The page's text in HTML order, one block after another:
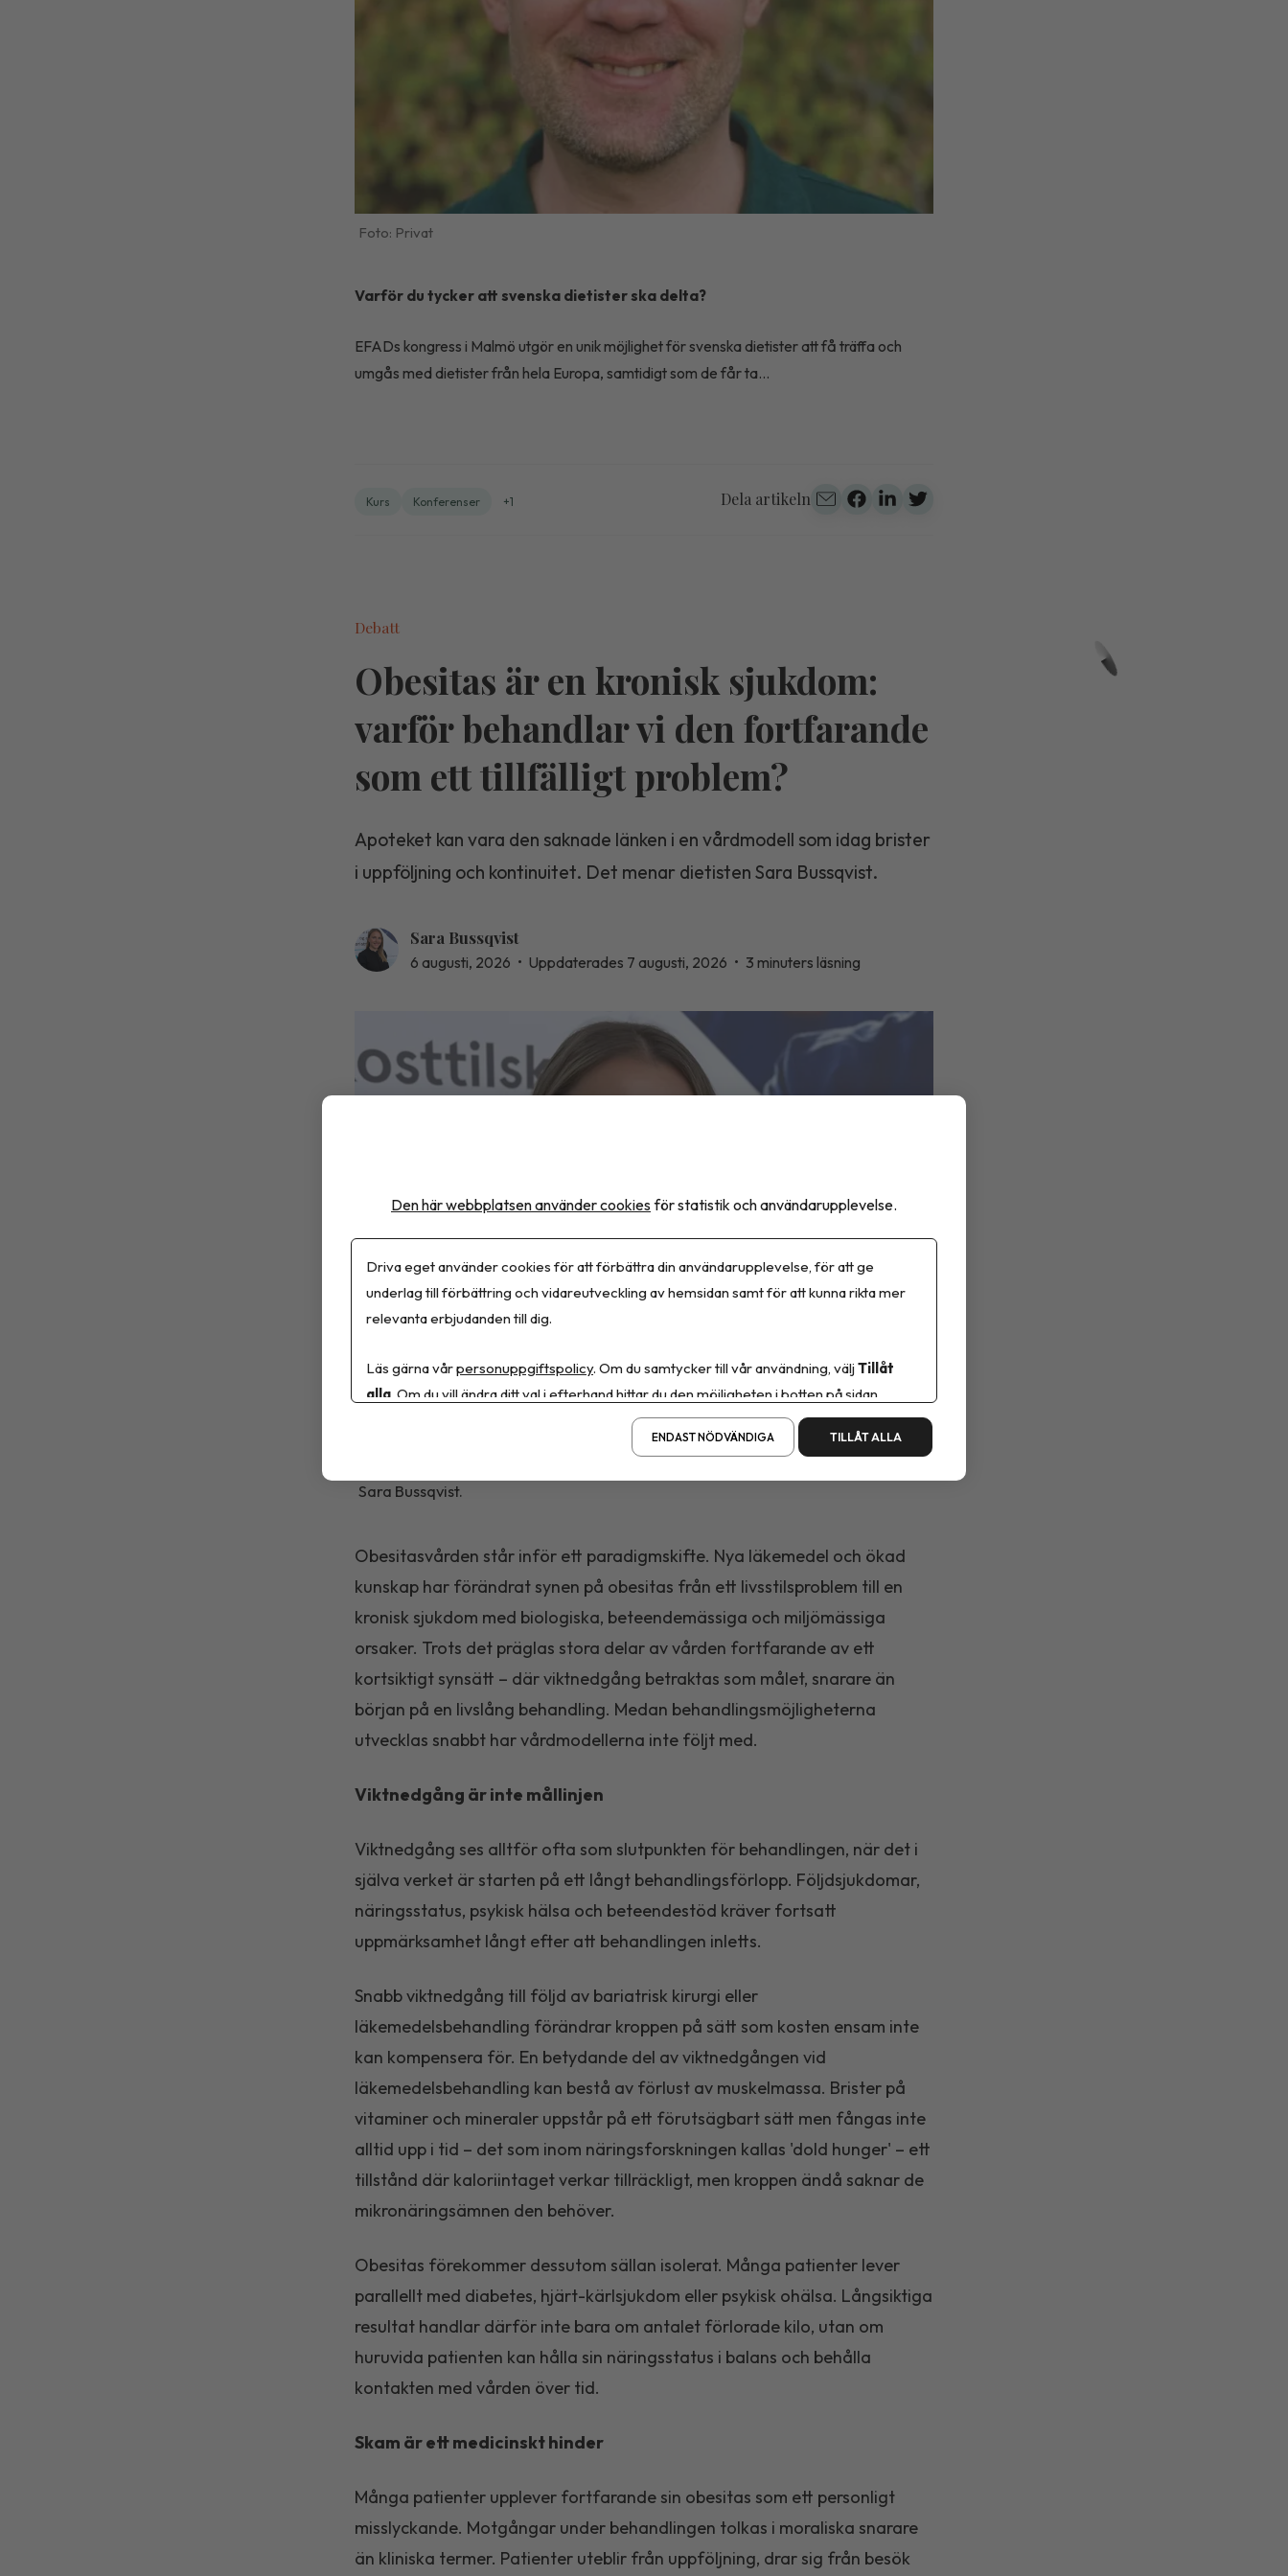
Privat
Varför du tycker att svenska dietister ska delta?
EFADs kongress i Malmö utgör en unik möjlighet för svenska dietister att få träffa och
umgås med dietister från hela Europa, samtidigt som de får ta...
Kurs Konferenser +1 Dela artikeln
Debatt
Obesitas är en kronisk sjukdom:
varför behandlar vi den fortfarande
som ett tillfälligt problem?
Apoteket kan vara den saknade länken i en vårdmodell som idag brister
i uppföljning och kontinuitet. Det menar dietisten Sara Bussqvist.
Sara Bussqvist
6 augusti, 2026 • Uppdaterades 7 augusti, 2026 • 3 minuters läsning
Sara Bussqvist.
Obesitasvården står inför ett paradigmskifte. Nya läkemedel och ökad
kunskap har förändrat synen på obesitas från ett livsstilsproblem till en
kronisk sjukdom med biologiska, beteendemässiga och miljömässiga
orsaker. Trots det präglas stora delar av vården fortfarande av ett
kortsiktigt synsätt – där viktnedgång betraktas som målet, snarare än
början på en livslång behandling. Medan behandlingsmöjligheterna
utvecklas snabbt har vårdmodellerna inte följt med.
Viktnedgång är inte mållinjen
Viktnedgång ses alltför ofta som slutpunkten för behandlingen, när det i
själva verket är starten på ett långt behandlingsförlopp. Följdsjukdomar,
näringsstatus, psykisk hälsa och beteendestöd kräver fortsatt
uppmärksamhet långt efter att behandlingen inletts.
Snabb viktnedgång till följd av bariatrisk kirurgi eller
läkemedelsbehandling förändrar kroppen på sätt som kosten ensam inte
kan kompensera för. En betydande del av viktnedgången vid
läkemedelsbehandling kan bestå av förlust av muskelmassa. Brister på
vitaminer och mineraler uppstår på ett förutsägbart sätt men fångas inte
alltid upp i tid – det som inom näringsforskningen kallas 'dold hunger' – ett
tillstånd där kaloriintaget verkar tillräckligt, men kroppen ändå saknar de
mikronäringsämnen den behöver.
Obesitas förekommer dessutom sällan isolerat. Många patienter lever
parallellt med diabetes, hjärt-kärlsjukdom eller psykisk ohälsa. Långsiktiga
resultat handlar därför inte bara om antalet förlorade kilo, utan om
huruvida patienten kan hålla sin näringsstatus i balans och behålla
kontakten med vården över tid.
Skam är ett medicinskt hinder
Många patienter upplever fortfarande sin obesitas som ett personligt
misslyckande. Motgångar under behandlingen tolkas i moraliska snarare
än kliniska termer. Patienter uteblir från uppföljning, drar sig från besök
Den här webbplatsen använder cookies för statistik och användarupplevelse.
Driva eget använder cookies för att förbättra din användarupplevelse, för att ge
underlag till förbättring och vidareutveckling av hemsidan samt för att kunna rikta mer
relevanta erbjudanden till dig.
Läs gärna vårpersonuppgiftspolicy. Om du samtycker till vår användning, väljTillåt
alla . Om du vill ändra ditt val i efterhand hittar du den möjligheten i botten på sidan.
ENDAST NÖDVÄNDIGA TILLÅT ALLA